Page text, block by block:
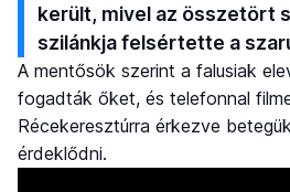
került, mivel az összetört
szilánkja felsértette a
A mentősök szerint a falusiak
fogadták őket, és telefonnal
Récekeresztúrra érkezve
érdeklődni.